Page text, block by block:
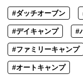
#ダッチオーブン
#デイキャンプ #
#ファミリーキャンプ
#オートキャンプ